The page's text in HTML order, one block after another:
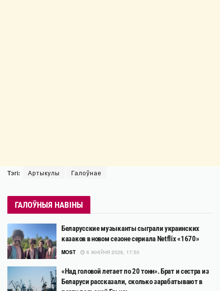
Тэгі: Артыкулы Галоўнае
ГАЛОЎНЫЯ НАВІНЫ
Беларусские музыканты сыграли украинских
казаков в новом сезоне сериала Netflix «1670»
MOST 6 ЖНІЎНЯ 2026, 17:50
«Над головой летает по 20 тонн». Брат и сестра из
Беларуси рассказали, сколько зарабатывают в